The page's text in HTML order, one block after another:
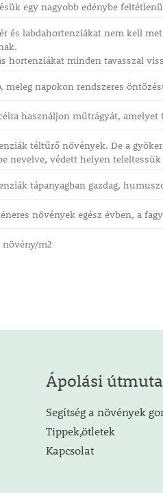
egy nagyobb edénybe
és labdahortenziákat nem kell
hortenziákat minden tavasszal
meleg napokon rendszeres
használjon műtrágyát, amelyet
téltűrő növények. De a
nevelve, védett helyen
tápanyagban gazdag,
növények egész évben, a
növény/m2
Ápolási
Segítség a növények
Tippek,ötletek
Kapcsolat